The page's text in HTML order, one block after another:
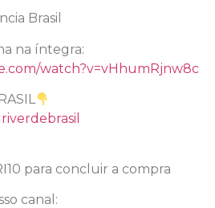
Brasil
na íntegra:
watch?v=vHhumRjnw8c
para concluir a compra
canal: